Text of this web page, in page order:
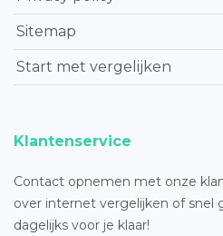
Sitemap
Start met vergelijken
Klantenservice
Contact opnemen met onze
over internet vergelijken of snel
dagelijks voor je klaar!